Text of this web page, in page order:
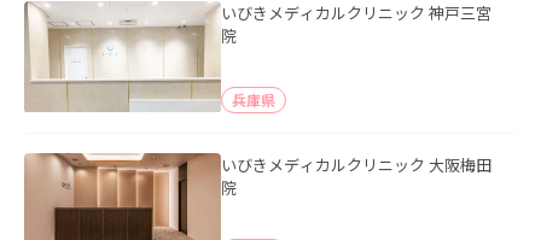
いびきメディカルクリニック 神戸三宮
院
兵庫県
いびきメディカルクリニック 大阪梅田
院